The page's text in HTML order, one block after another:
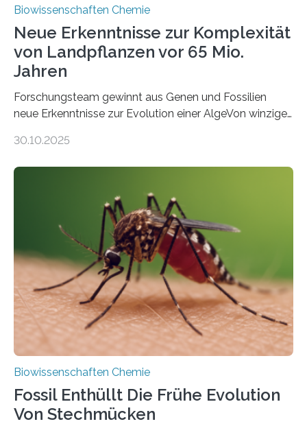
Biowissenschaften Chemie
Neue Erkenntnisse zur Komplexität
von Landpflanzen vor 65 Mio.
Jahren
Forschungsteam gewinnt aus Genen und Fossilien
neue Erkenntnisse zur Evolution einer AlgeVon winzigen
Landpflanzen zählen zu den komplexesten
Grünalgen, die vor Hunderten von Millionen Jahren
lebten. Unter den Vorfahren sticht eine Gruppe heraus,
die noch heute in der Natur vorkommt: die
Süßwasseralge Coleochaetophyceae. Einige Arten
dieser Gruppe bilden aus Zellfäden dichte Geflechte
mit scheibenförmiger Gestalt. Was auffällig ist: Die
nächsten…
30.10.2025
Biowissenschaften Chemie
Fossil Enthüllt Die Frühe Evolution
Von Stechmücken